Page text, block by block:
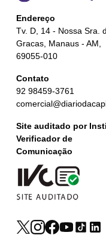
Endereço
Tv. D, 14 - Nossa Sra.
Gracas, Manaus - AM,
69055-010
Contato
92 98459-3761
Site auditado por
Verificador de
Comunicação